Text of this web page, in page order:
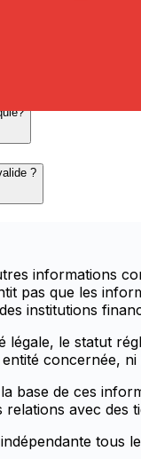
?
informations
pas que les
institutions
le statut
concernée,
base de ces
avec
tous